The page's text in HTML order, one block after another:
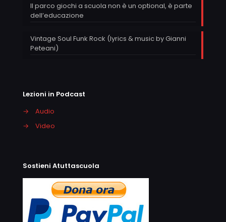
Il parco giochi a scuola non è un optional, è parte
dell’educazione
Vintage Soul Funk Rock (lyrics & music by Gianni
Peteani)
Lezioni in Podcast
→
Audio
→
Video
Sostieni Atuttascuola